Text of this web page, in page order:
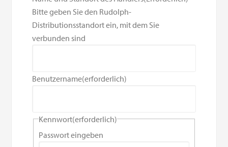
Bitte geben Sie den Rudolph-
Distributionsstandort ein, mit dem Sie
verbunden sind
Benutzername(erforderlich)
Kennwort(erforderlich)
Passwort eingeben